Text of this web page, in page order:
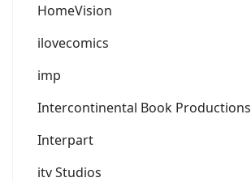
HomeVision
ilovecomics
imp
Intercontinental Book Productions
Interpart
itv Studios